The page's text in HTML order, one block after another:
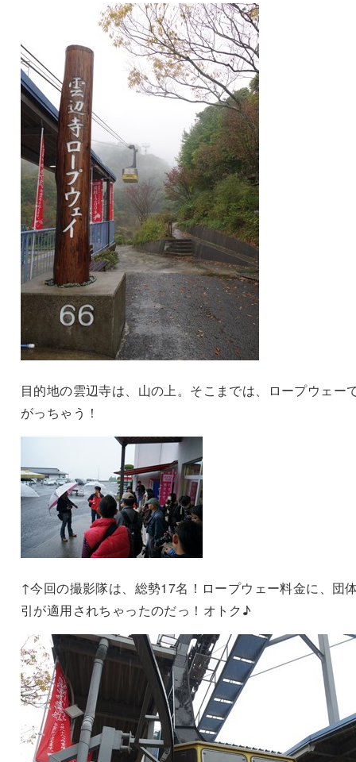
目的地の雲辺寺は、山の上。そこまでは、ロープウェー
がっちゃう！
↑今回の撮影隊は、総勢17名！ロープウェー料金に、団
引が適用されちゃったのだっ！オトク♪